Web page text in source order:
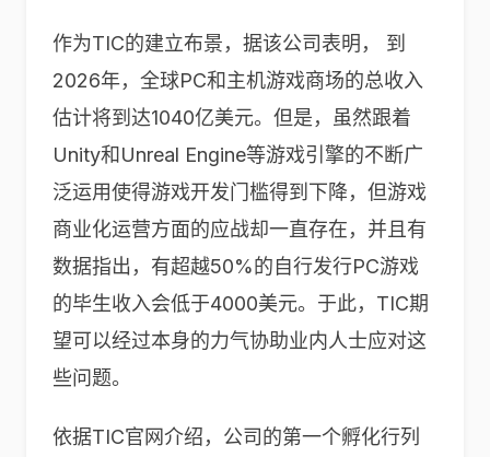
作为TIC的建立布景，据该公司表明， 到
2026年，全球PC和主机游戏商场的总收入
估计将到达1040亿美元。但是，虽然跟着
Unity和Unreal Engine等游戏引擎的不断广
泛运用使得游戏开发门槛得到下降，但游戏
商业化运营方面的应战却一直存在，并且有
数据指出，有超越50%的自行发行PC游戏
的毕生收入会低于4000美元。于此，TIC期
望可以经过本身的力气协助业内人士应对这
些问题。
依据TIC官网介绍，公司的第一个孵化行列